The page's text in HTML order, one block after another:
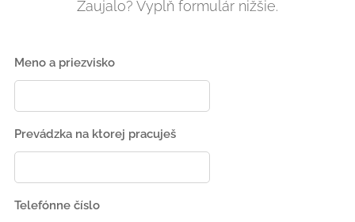
Zaujalo? Vyplň formulár nižšie.
Meno a priezvisko
Prevádzka na ktorej pracuješ
Telefónne číslo